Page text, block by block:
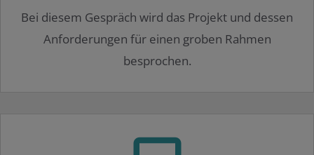
Bei diesem Gespräch wird das Projekt und dessen
Anforderungen für einen groben Rahmen
besprochen.